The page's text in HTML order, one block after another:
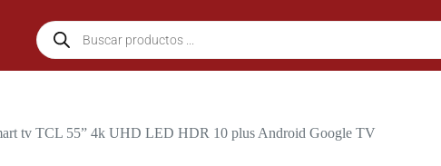
tv TCL 55” 4k UHD LED HDR 10 plus Android Google TV